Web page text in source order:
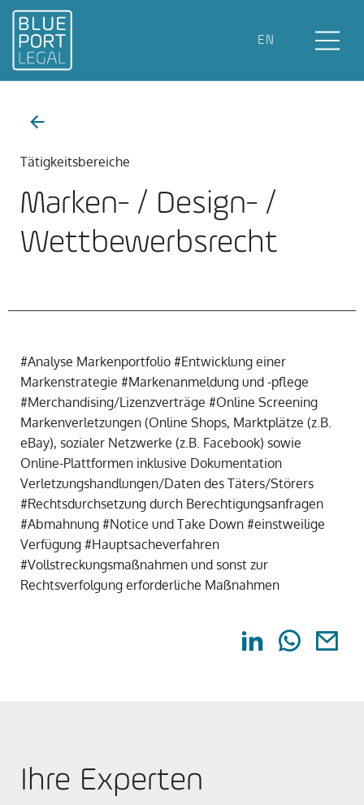
EN
Tätigkeitsbereiche
Marken- / Design- /
Wettbewerbsrecht
#Analyse Markenportfolio #Entwicklung einer
Markenstrategie #Markenanmeldung und -pflege
#Merchandising/Lizenzverträge #Online Screening
Markenverletzungen (Online Shops, Marktplätze (z.B.
eBay), sozialer Netzwerke (z.B. Facebook) sowie
Online-Plattformen inklusive Dokumentation
Verletzungshandlungen/Daten des Täters/Störers
#Rechtsdurchsetzung durch Berechtigungsanfragen
#Abmahnung #Notice und Take Down #einstweilige
Verfügung #Hauptsacheverfahren
#Vollstreckungsmaßnahmen und sonst zur
Rechtsverfolgung erforderliche Maßnahmen
Ihre Experten